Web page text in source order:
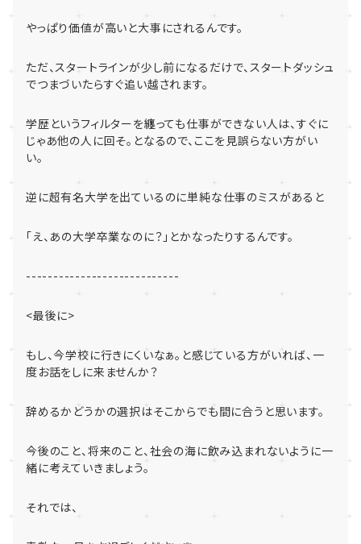
やっぱり価値が高いと大事にされるんです。
ただ、スタートラインが少し前になるだけで、 スタートダッシュ
でつまづいたらすぐ追い越されます。
学歴というフィルターを纏っても仕事ができない人は、すぐに
じゃあ他の人に回そ。となるので、 ここを見誤らない方がい
い。
逆に超有名大学を出ているのに単純な仕事のミスがあると
「え、あの大学卒業なのに？」とかなったりするんです。
----------------------------
<最後に>
もし、今学校に行きにくいなぁ。と感じている方がいれば、 一
度お話をしに来ませんか？
辞めるかどうかの選択はそこからでも間に合うと思います。
今後のこと、将来のこと、 社会の海に飲み込まれないように一
緒に考えていきましょう。
それでは、